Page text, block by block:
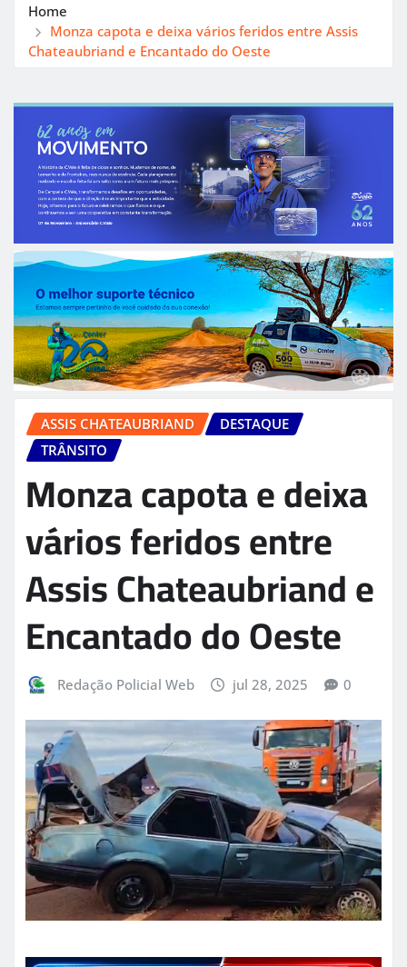
Home
Monza capota e deixa vários feridos entre Assis
Chateaubriand e Encantado do Oeste
ASSIS CHATEAUBRIAND
DESTAQUE
TRÂNSITO
Monza capota e deixa
vários feridos entre
Assis Chateaubriand e
Encantado do Oeste
Redação Policial Web jul 28, 2025 0